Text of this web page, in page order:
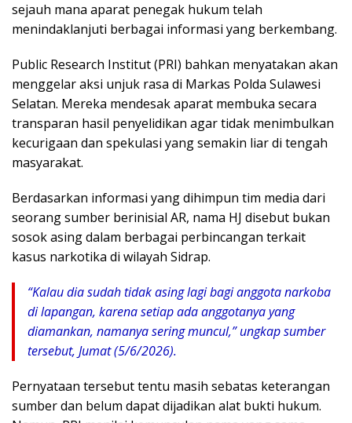
sejauh mana aparat penegak hukum telah
menindaklanjuti berbagai informasi yang berkembang.
Public Research Institut (PRI) bahkan menyatakan akan
menggelar aksi unjuk rasa di Markas Polda Sulawesi
Selatan. Mereka mendesak aparat membuka secara
transparan hasil penyelidikan agar tidak menimbulkan
kecurigaan dan spekulasi yang semakin liar di tengah
masyarakat.
Berdasarkan informasi yang dihimpun tim media dari
seorang sumber berinisial AR, nama HJ disebut bukan
sosok asing dalam berbagai perbincangan terkait
kasus narkotika di wilayah Sidrap.
“Kalau dia sudah tidak asing lagi bagi anggota narkoba
di lapangan, karena setiap ada anggotanya yang
diamankan, namanya sering muncul,” ungkap sumber
tersebut, Jumat (5/6/2026).
Pernyataan tersebut tentu masih sebatas keterangan
sumber dan belum dapat dijadikan alat bukti hukum.